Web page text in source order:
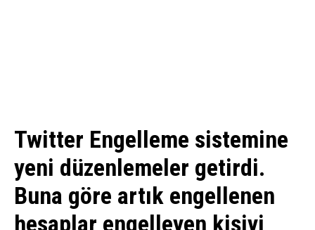
Twitter Engelleme sistemine
yeni düzenlemeler getirdi.
Buna göre artık engellenen
hesaplar engelleyen kişiyi